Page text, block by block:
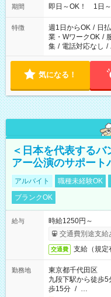
期間 即日～OK！ 1日～
特徴 週1日からOK / 日
業・WワークOK /
集 / 電話対応なし /
気になる！
＜日本を代表する
アー公演のサポート
アルバイト 職種未経験OK
ブランクOK
給与
時給1250円～
交通費別途支給
交通費 支給（規定
勤務地
東京都千代田区
九段下駅から徒歩5
歩15分 / …